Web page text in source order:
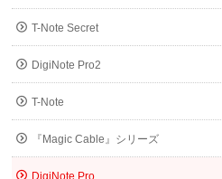
T-Note Secret
DigiNote Pro2
T-Note
『Magic Cable』シリーズ
DigiNote Pro